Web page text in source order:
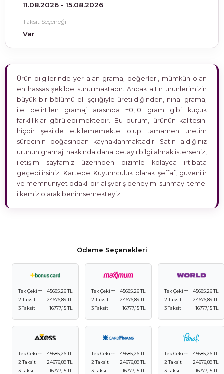
11.08.2026 - 15.08.2026
Taksit Seçeneği
Var
Ürün bilgilerinde yer alan gramaj değerleri, mümkün olan
en hassas şekilde sunulmaktadır. Ancak altın ürünlerimizin
büyük bir bölümü el işçiliğiyle üretildiğinden, nihai gramaj
ile belirtilen gramaj arasında ±0,10 gram gibi küçük
farklılıklar görülebilmektedir. Bu durum, ürünün kalitesini
hiçbir şekilde etkilememekte olup tamamen üretim
sürecinin doğasından kaynaklanmaktadır. Satın aldığınız
ürünün gramajı hakkında daha detaylı bilgi almak isterseniz,
iletişim sayfamız üzerinden bizimle kolayca irtibata
geçebilirsiniz. Kartepe Kuyumculuk olarak şeffaf, güvenilir
ve memnuniyet odaklı bir alışveriş deneyimi sunmayı temel
ilkemiz olarak benimsemekteyiz.
Ödeme Seçenekleri
Tek Çekim
45685,26 TL
2 Taksit
24676,89 TL
3 Taksit
16777,15 TL
Tek Çekim
45685,26 TL
2 Taksit
24676,89 TL
3 Taksit
16777,15 TL
Tek Çekim
45685,26 TL
2 Taksit
24676,89 TL
3 Taksit
16777,15 TL
Tek Çekim
45685,26 TL
2 Taksit
24676,89 TL
3 Taksit
16777,15 TL
Tek Çekim
45685,26 TL
2 Taksit
24676,89 TL
3 Taksit
16777,15 TL
Tek Çekim
45685,26 TL
2 Taksit
24676,89 TL
3 Taksit
16777,15 TL